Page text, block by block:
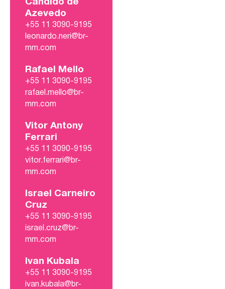
Candido de
Azevedo
+55 11 3090-9195
leonardo.neri@br-
mm.com
Rafael Mello
+55 11 3090-9195
rafael.mello@br-
mm.com
Vitor Antony
Ferrari
+55 11 3090-9195
vitor.ferrari@br-
mm.com
Israel Carneiro
Cruz
+55 11 3090-9195
israel.cruz@br-
mm.com
Ivan Kubala
+55 11 3090-9195
ivan.kubala@br-